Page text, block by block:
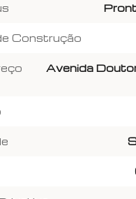
Construção
Avenida